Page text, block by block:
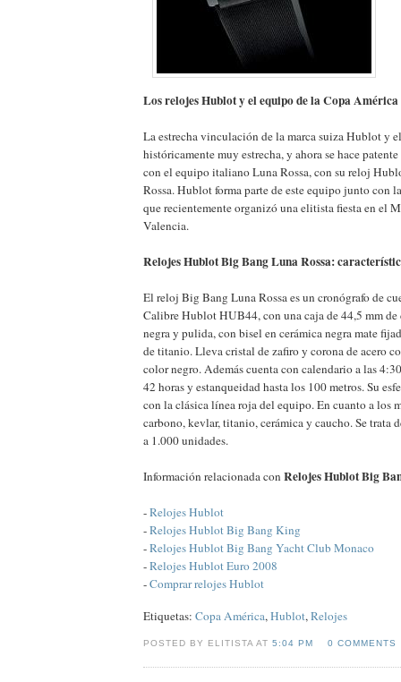
Los relojes Hublot y el equipo de la Copa
La estrecha vinculación de la marca suiza Hublot y
históricamente muy estrecha, y ahora se hace
con el equipo italiano Luna Rossa, con su reloj
Rossa. Hublot forma parte de este equipo junto con
que recientemente organizó una elitista fiesta en el
Valencia.
Relojes Hublot Big Bang Luna Rossa:
El reloj Big Bang Luna Rossa es un cronógrafo de
Calibre Hublot HUB44, con una caja de 44,5 mm de
negra y pulida, con bisel en cerámica negra mate
de titanio. Lleva cristal de zafiro y corona de acero
color negro. Además cuenta con calendario a las
42 horas y estanqueidad hasta los 100 metros. Su
con la clásica línea roja del equipo. En cuanto a los
carbono, kevlar, titanio, cerámica y caucho. Se trata
a 1.000 unidades.
Información relacionada con Relojes Hublot Big
-Relojes Hublot
-Relojes Hublot Big Bang King
-Relojes Hublot Big Bang Yacht Club Monaco
-Relojes Hublot Euro 2008
-Comprar relojes Hublot
Etiquetas: Copa América,Hublot,Relojes
POSTED BY ELITISTA AT5:04 PM 0 COMMENTS